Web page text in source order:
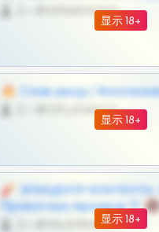
显示 18+
@VIPARHIVS55BOT
显示 18+
🔥 Слив шкод |
@OPLATAPODPSK1BOT
显示 18+
🧨 ЭПИЦЕНТР
Приватных Архивов ТГ
@MILKPRIVATES39BOT